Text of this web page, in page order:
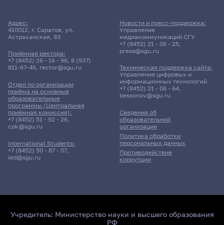
Адрес:
410012, г. Саратов, ул.
Астраханская, 83
Приёмная ректора:
+7 (8452) 26 - 16 - 96, 8 (937)
811-67-46, rector@sgu.ru
Отдел по организации
приёма на основные
образовательные
программы (Центральная
приёмная комиссия):
+7 (8452) 51 - 92 - 26,
cpk@sgu.ru
International Students:
+7 (8452) 50 - 87 - 07,
ied@sgu.ru
Сведения об
образовательной
организации
Политика обработки
персональных данных
Противодействие
коррупции
Новости и пресс-поддержка:
Управление
медиакоммуникаций СГУ
+7 (8452) 21 - 06 - 25,
press@sgu.ru
Техническая поддержка сайта:
Управление цифровых и
информационных технологий
+7 (8452) 21 - 06 - 64,
bessonov@sgu.ru
Учредитель: Министерство науки и высшего образования
РФ